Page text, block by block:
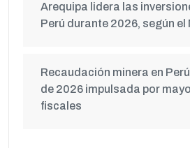
Arequipa lidera las
Perú durante 2026, según el
Recaudación minera en
de 2026 impulsada por
fiscales